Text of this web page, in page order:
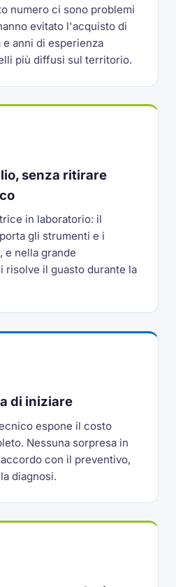
numero ci sono problemi
evitato l'acquisto di
e anni di esperienza
più diffusi sul territorio.
senza ritirare
in laboratorio: il
gli strumenti e i
e nella grande
risolve il guasto durante la
di iniziare
espone il costo
Nessuna sorpresa in
con il preventivo,
diagnosi.